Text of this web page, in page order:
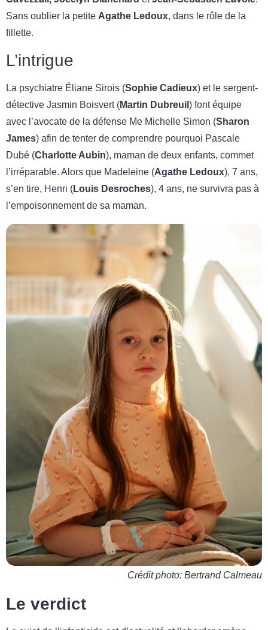
Sans oublier la petite Agathe Ledoux, dans le rôle de la
fillette.
L’intrigue
La psychiatre Éliane Sirois (Sophie Cadieux) et le sergent-
détective Jasmin Boisvert (Martin Dubreuil ) font équipe
avec l’avocate de la défense Me Michelle Simon (Sharon
James) afin de tenter de comprendre pourquoi Pascale
Dubé (Charlotte Aubin), maman de deux enfants, commet
l’irréparable. Alors que Madeleine (Agathe Ledoux), 7 ans,
s’en tire, Henri (Louis Desroches), 4 ans, ne survivra pas à
l’empoisonnement de sa maman.
Crédit photo: Bertrand Calmeau
Le verdict